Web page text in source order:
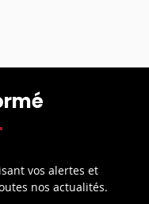
vos alertes et
nos actualités.